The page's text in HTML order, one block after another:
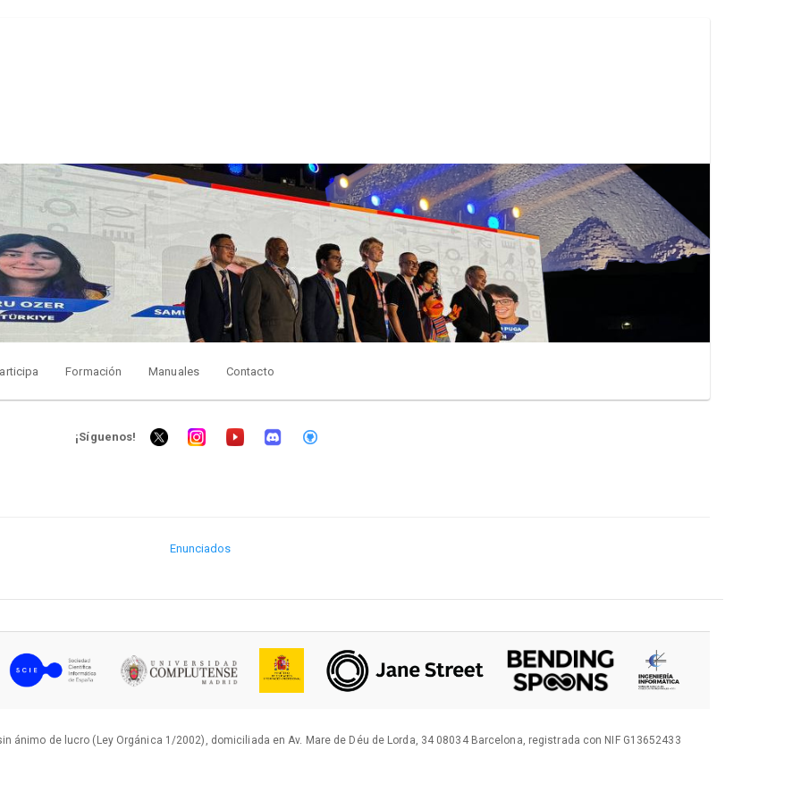
Formación Manuales Contacto
¡Síguenos!
Enunciados
ánimo de lucro (Ley Orgánica 1/2002), domiciliada en Av. Mare de Déu de Lorda, 34 08034 Barcelona, registrada con NIF G13652433